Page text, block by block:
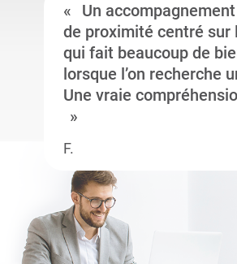
Un
de proximité centré sur
qui fait beaucoup de
lorsque l’on recherche
Une vraie
F.